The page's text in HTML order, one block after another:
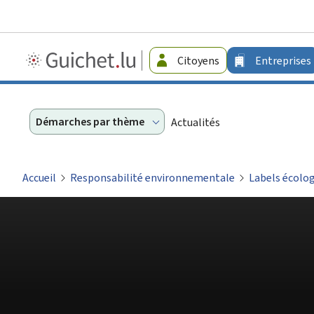
Guichet.lu
-
Citoyens Entreprises
Démarches par thème Actualités
Accueil Responsabilité environnementale Labels